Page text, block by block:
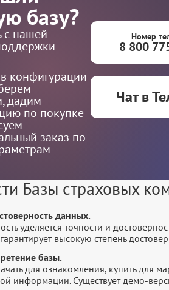
базу?
с нашей
конфигурации
дадим
по покупке
заказ по
Номер
8 800
Чат в
Базы страховых
данных.
уделяется точности и
высокую степень
базы.
для ознакомления, купить для
информации. Существует демо-